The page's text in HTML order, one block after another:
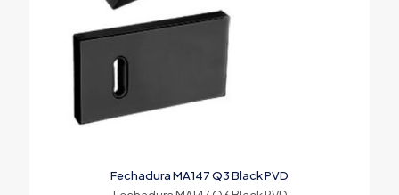
Fechadura MA147 Q3 Black PVD